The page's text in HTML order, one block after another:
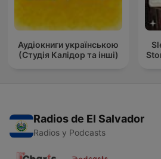
Аудіокниги українською
(Студія Калідор та інші)
Radios de El Salvador
Radios y Podcasts